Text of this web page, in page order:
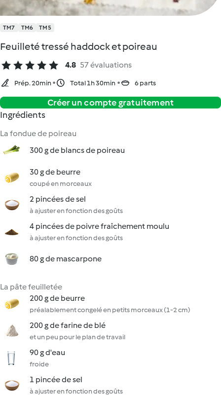
TM7 TM6 TM5
Feuilleté tressé haddock et poireau
4.8 57 évaluations
Prép. 20min Total 1h 30min 6 parts
Créer un compte gratuitement
Ingrédients
La fondue de poireau
300 g de blancs de poireau
30 g de beurre
coupé en morceaux
2 pincées de sel
à ajuster en fonction des goûts
4 pincées de poivre fraîchement moulu
à ajuster en fonction des goûts
80 g de mascarpone
La pâte feuilletée
200 g de beurre
préalablement congelé en petits morceaux (1-2 cm)
200 g de farine de blé
et un peu pour le plan de travail
90 g d'eau
froide
1 pincée de sel
à ajuster en fonction des goûts